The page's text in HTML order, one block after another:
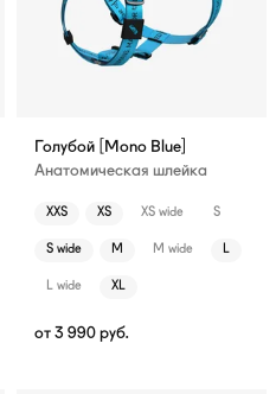
Голубой [Mono Blue]
Анатомическая шлейка
XXS XS XS wide S
S wide M M wide L
L wide XL
от 3 990 руб.